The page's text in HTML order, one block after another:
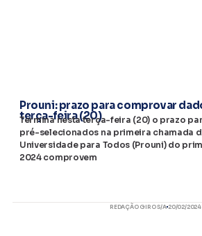
Prouni: prazo para comprovar
terça-feira (20)
Termina nesta terça-feira (20) o prazo
pré-selecionados na primeira chamada
Universidade para Todos (Prouni) do
2024 comprovem
REDAÇÃO GIRO S/A 20/02/2024